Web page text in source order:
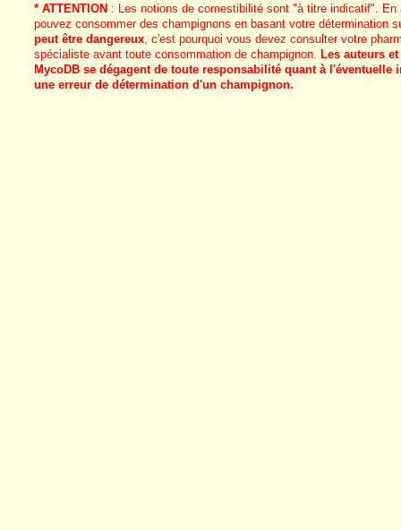
* ATTENTION: Les notions de comestibilité sont "à titre indicatif". En
pouvez consommer des champignons en basant votre détermination
peut être dangereux, c'est pourquoi vous devez consulter votre
spécialiste avant toute consommation de champignon. Les auteurs
MycoDB se dégagent de toute responsabilité quant à l'éventuelle
une erreur de détermination d'un champignon.